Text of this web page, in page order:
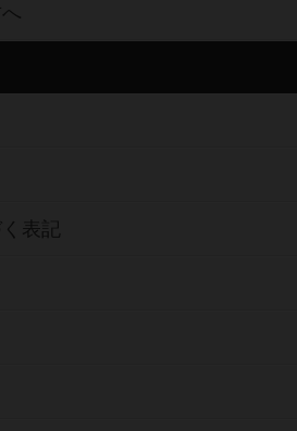
表記